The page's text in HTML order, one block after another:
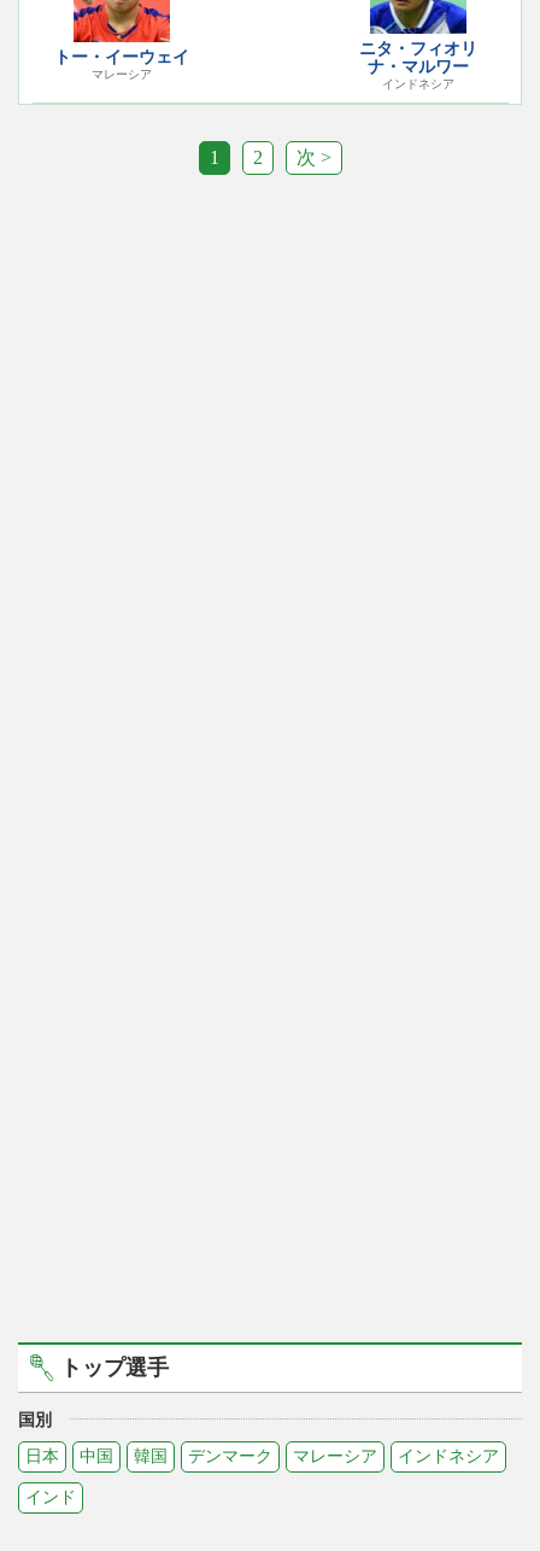
トー・イーウェイ
マレーシア
ニタ・フィオリ
ナ・マルワー
インドネシア
1 2 次 >
トップ選手
国別
日本
中国 韓国 デンマーク マレーシア インドネシア
インド